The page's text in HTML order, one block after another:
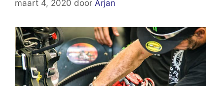
maart 4, 2020 door Arjan